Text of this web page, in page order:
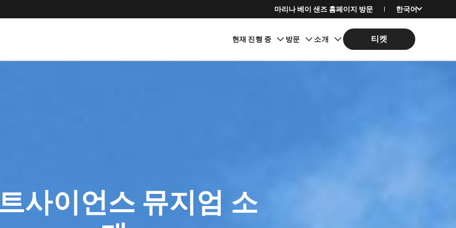
마리나 베이 샌즈 홈페이지 방문 한국어
English
简体中文
繁體中文
현재 진행 중 방문 소개 티켓
사이언스 뮤지엄 소